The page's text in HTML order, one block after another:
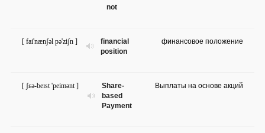
not
financial
position
[ fai'nænʃəl pə'ziʃn ] финансовое положение
Share-
based
Payment
[ ʃɛə-beɪst 'peimənt ] Выплаты на основе акций